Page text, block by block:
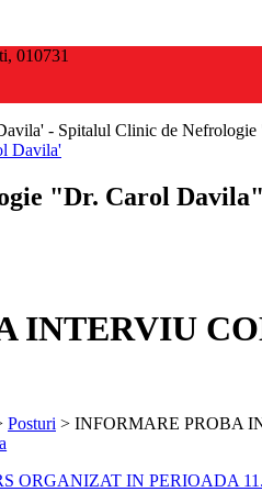
010731
- Spitalul Clinic de
"Dr. Carol Davila"
INTERVIU
Posturi > INFORMARE PROBA
ORGANIZAT IN PERIOADA